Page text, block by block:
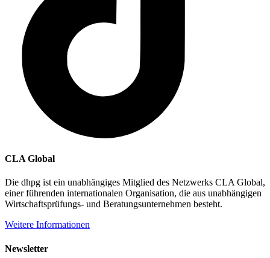
CLA Global
Die dhpg ist ein unabhängiges Mitglied des Netzwerks CLA Global,
einer führenden internationalen Organisation, die aus unabhängigen
Wirtschaftsprüfungs- und Beratungsunternehmen besteht.
Weitere Informationen
Newsletter